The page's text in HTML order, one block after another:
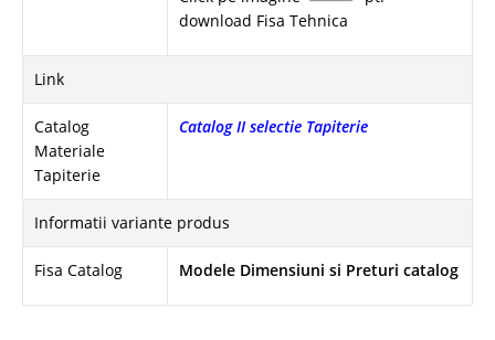
download Fisa Tehnica
Link
Catalog
Materiale
Tapiterie
Catalog II selectie Tapiterie
Informatii variante produs
Fisa Catalog Modele Dimensiuni si Preturi catalog